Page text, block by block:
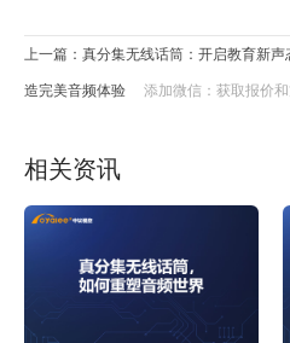
上一篇：真分集无线话筒：开启教育新声
造完美音频体验 添加微信：获取报价和
相关资讯